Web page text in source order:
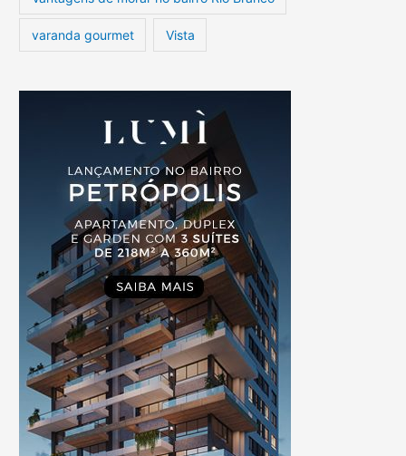
varanda gourmet Vista